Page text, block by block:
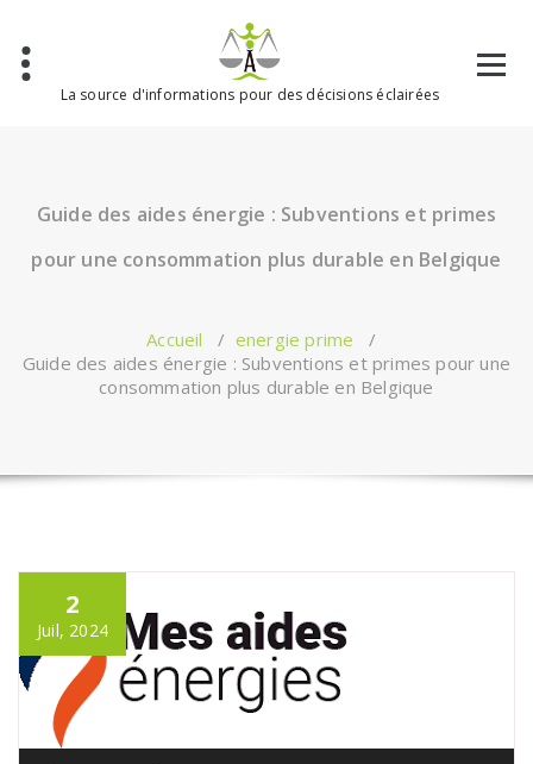
contenu
La source d'informations pour des décisions éclairées
Guide des aides énergie : Subventions et primes
pour une consommation plus durable en Belgique
Accueil / energie prime /
Guide des aides énergie : Subventions et primes pour une
consommation plus durable en Belgique
2
Juil, 2024